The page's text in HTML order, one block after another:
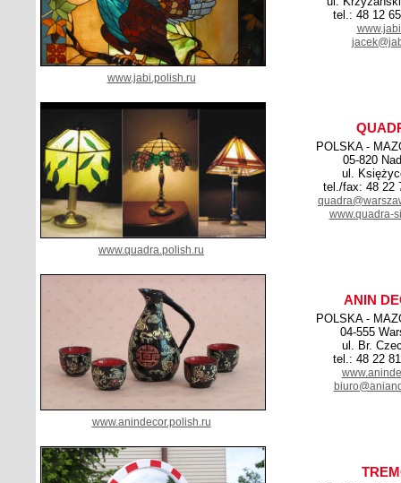
tel.: 48 12
www.jabi.polish.ru
POLSKA -
05-820
ul.
tel./fax: 48 22
www.quadra-
www.quadra.polish.ru
ANIN
POLSKA -
04-555
ul. Br.
tel.: 48 22
www.anindecor.polish.ru